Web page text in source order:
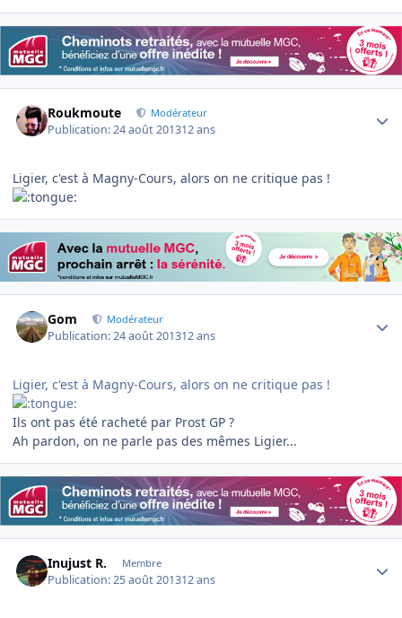
Roukmoute Modérateur
Publication:24 août 201312 ans
Ligier, c'est à Magny-Cours, alors on ne critique pas !
Gom Modérateur
Publication:24 août 201312 ans
Ligier, c'est à Magny-Cours, alors on ne critique pas !
Ils ont pas été racheté par Prost GP ?
Ah pardon, on ne parle pas des mêmes Ligier...
Inujust R. Membre
Publication:25 août 201312 ans